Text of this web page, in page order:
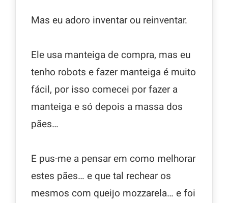
Mas eu adoro inventar ou reinventar.
Ele usa manteiga de compra, mas eu
tenho robots e fazer manteiga é muito
fácil, por isso comecei por fazer a
manteiga e só depois a massa dos
pães…
E pus-me a pensar em como melhorar
estes pães… e que tal rechear os
mesmos com queijo mozzarela… e foi